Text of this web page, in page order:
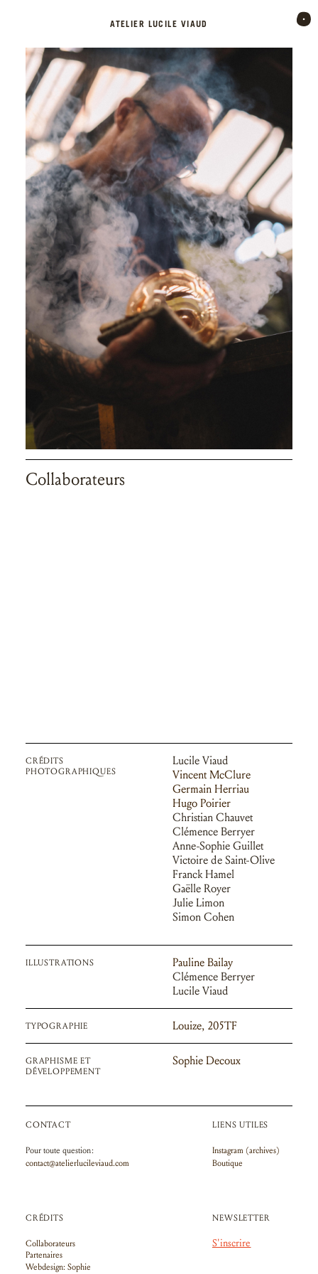
PRATIQUES
ACTUALITÉS
À PROPOS
BOUTIQUE
ATELIER LUCILE VIAUD
Collaborateurs
CRÉDITS
PHOTOGRAPHIQUES
Lucile Viaud
Vincent McClure
Germain Herriau
Hugo Poirier
Christian Chauvet
Clémence Berryer
Anne-Sophie Guillet
Victoire de Saint-Olive
Franck Hamel
Gaëlle Royer
Julie Limon
Simon Cohen
ILLUSTRATIONS
Pauline Bailay
Clémence Berryer
Lucile Viaud
TYPOGRAPHIE Louize, 205TF
GRAPHISME ET
DÉVELOPPEMENT
Sophie Decoux
CONTACT
Pour toute question :
contact@atelierlucileviaud.com
LIENS UTILES
Instagram (archives)
Boutique
CRÉDITS
Collaborateurs
Partenaires
Webdesign: Sophie
NEWSLETTER
S'inscrire